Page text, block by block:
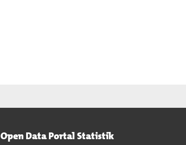
Open Data Portal Statistik